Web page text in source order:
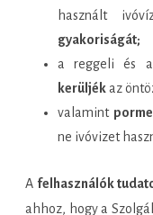
használt
gyakoriságát;
a reggeli és
kerüljék az
valamint
ne ivóvizet
A felhasználók
ahhoz, hogy a